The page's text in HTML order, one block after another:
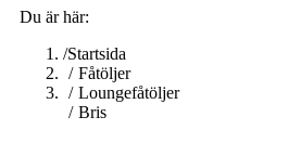
Du är här:
Startsida
Fåtöljer
Loungefåtöljer
Bris